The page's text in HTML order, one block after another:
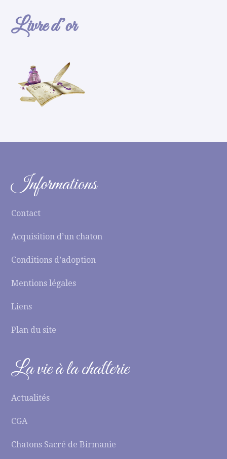
Livre d’or
Informations
Contact
Acquisition d’un chaton
Conditions d’adoption
Mentions légales
Liens
Plan du site
La vie à la chatterie
Actualités
CGA
Chatons Sacré de Birmanie